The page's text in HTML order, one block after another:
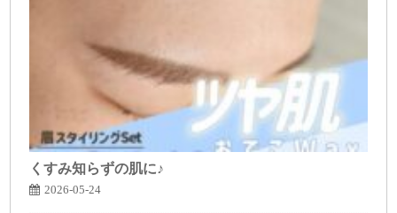
くすみ知らずの肌に♪
2026-05-24